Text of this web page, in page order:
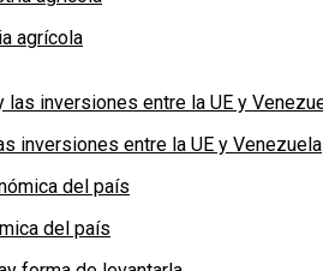
agrícola
inversiones entre la UE y Venezuela
del país